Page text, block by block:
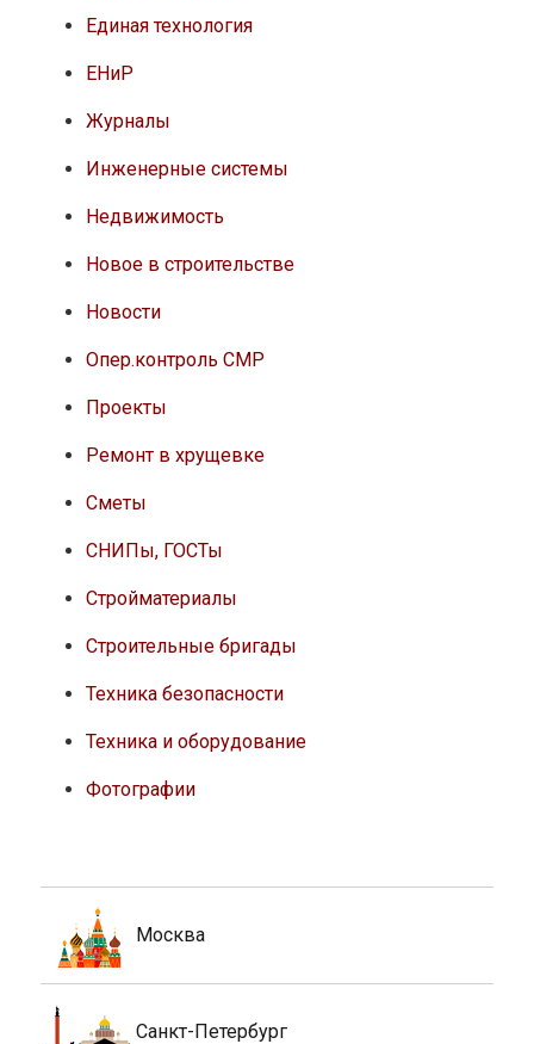
Единая технология
ЕНиР
Журналы
Инженерные системы
Недвижимость
Новое в строительстве
Новости
Опер.контроль СМР
Проекты
Ремонт в хрущевке
Сметы
СНИПы, ГОСТы
Стройматериалы
Строительные бригады
Техника безопасности
Техника и оборудование
Фотографии
Москва
Санкт-Петербург